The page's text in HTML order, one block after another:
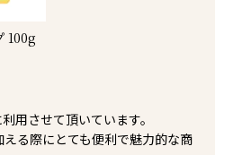
100g
用させて頂いています。
る際にとても便利で魅力的な商